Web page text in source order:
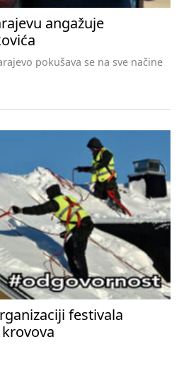
angažuje
pokušava se na sve načine
festivala